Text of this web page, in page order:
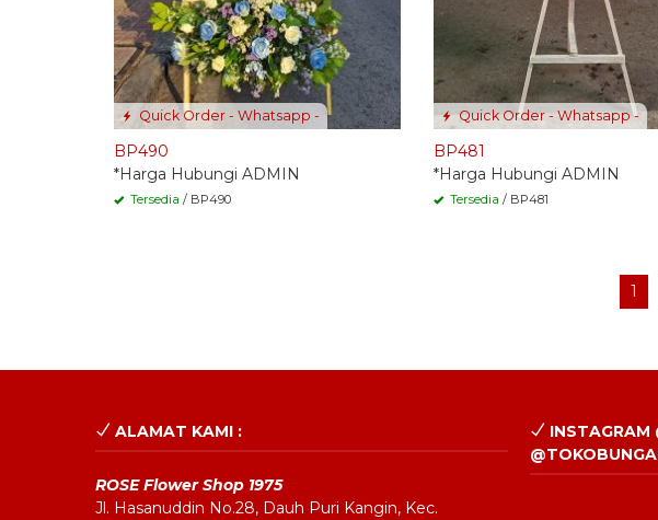
Quick Order - Whatsapp -
BP490
*Harga Hubungi ADMIN
Tersedia / BP490
Quick Order - Whatsapp -
BP481
*Harga Hubungi ADMIN
Tersedia / BP481
1
ALAMAT KAMI :
ROSE Flower Shop 1975
Jl. Hasanuddin No.28, Dauh Puri Kangin, Kec.
INSTAGRAM